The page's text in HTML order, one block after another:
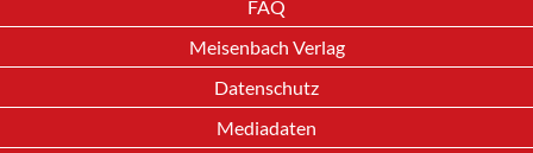
FAQ
Meisenbach Verlag
Datenschutz
Mediadaten